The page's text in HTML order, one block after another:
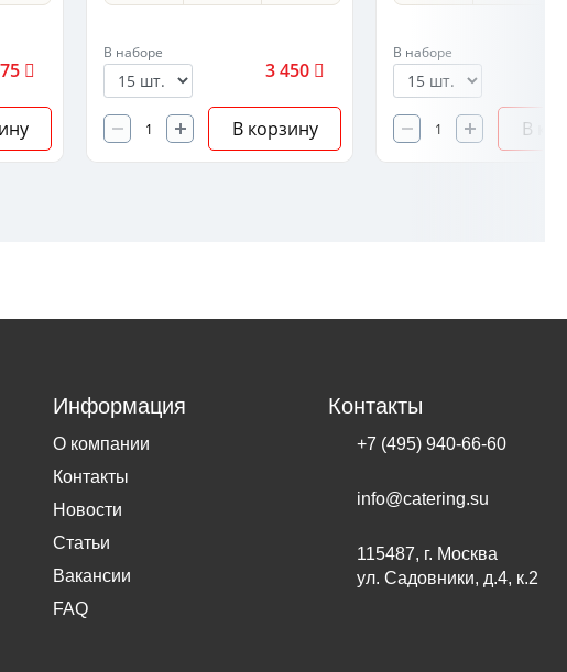
В наборе
3 450
В корзину
В наборе
В
Информация
О компании
Контакты
Новости
Статьи
Вакансии
FAQ
Контакты
+7 (495) 940-66-60
info@catering.su
115487, г. Москва
ул. Садовники, д.4, к.2